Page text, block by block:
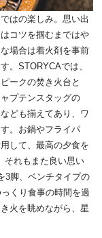
はの楽しみ。思い出
コツを掴むまではや
場合は着火剤を事前
。STORYCAでは、
ークの焚き火台と
プテンスタッグの
ども揃えてあり、ワ
。お鍋やフライパ
して、最高の夕食を
それもまた良い思い
3脚、ベンチタイプの
くり食事の時間を過
火を眺めながら、星